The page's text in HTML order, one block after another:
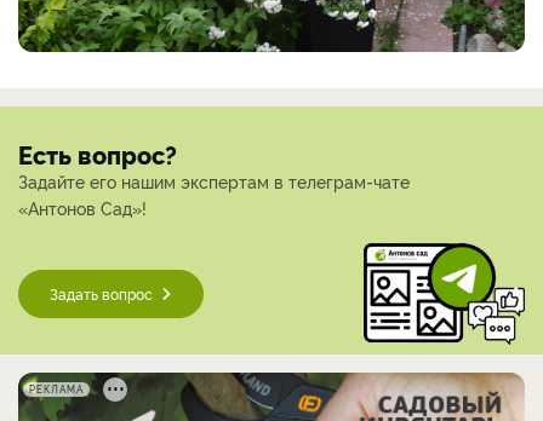
Есть вопрос?
Задайте его нашим экспертам в телеграм-чате
«Антонов Сад»!
Задать вопрос
РЕКЛАМА